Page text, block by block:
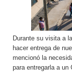
Durante su visita a
hacer entrega de
mencionó la
para entregarla a un